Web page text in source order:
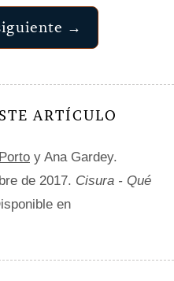
→
ARTÍCULO
y Ana Gardey.
de 2017. Cisura - Qué
en